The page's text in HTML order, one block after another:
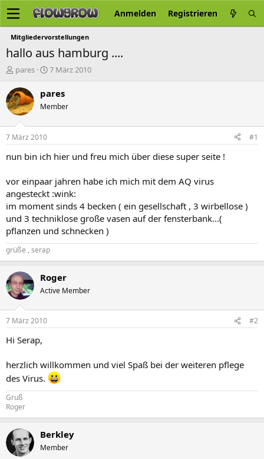
Anmelden Registrieren
Mitgliedervorstellungen
hallo aus hamburg ....
E
s
t
e
l
e
r
pares
E
s
e
t
a
7 März 2010
pares
Member
7 März 2010 #1
nun bin ich hier und freu mich über diese super seite !
vor einpaar jahren habe ich mich mit dem AQ virus
angesteckt :wink:
im moment sinds 4 becken ( ein gesellschaft , 3 wirbellose )
und 3 techniklose große vasen auf der fensterbank...(
pflanzen und schnecken )
grüße , serap
Roger
Active Member
7 März 2010 #2
Hi Serap,
herzlich willkommen und viel Spaß bei der weiteren pflege
des Virus.
Gruß
Roger
Berkley
Member